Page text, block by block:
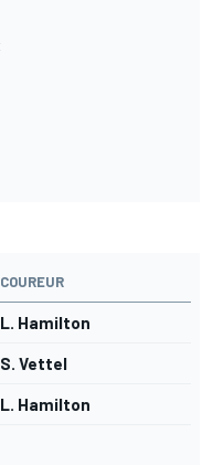
COUREUR
L. Hamilton
S. Vettel
L. Hamilton